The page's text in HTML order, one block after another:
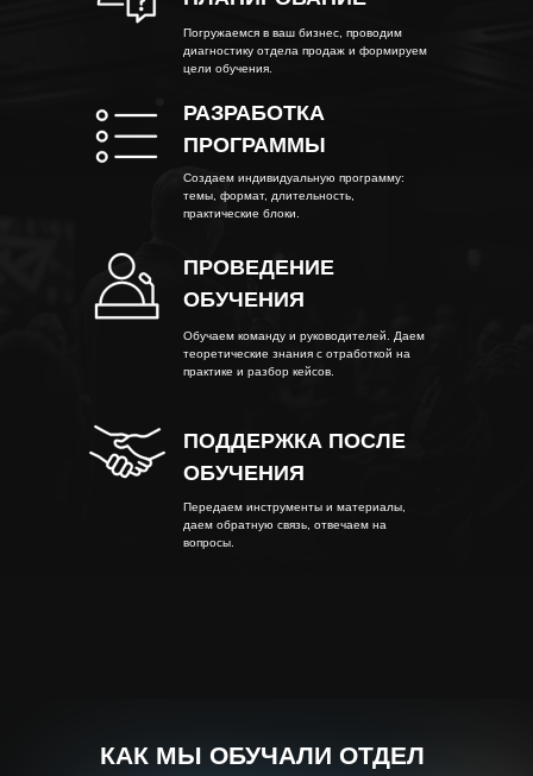
Погружаемся в ваш бизнес, проводим
диагностику отдела продаж и формируем
цели обучения.
РАЗРАБОТКА
ПРОГРАММЫ
Создаем индивидуальную программу:
темы, формат, длительность,
практические блоки.
Обучаем команду и руководителей. Даем
теоретические знания с отработкой на
практике и разбор кейсов.
ПРОВЕДЕНИЕ
ОБУЧЕНИЯ
ПОДДЕРЖКА ПОСЛЕ
ОБУЧЕНИЯ
Передаем инструменты и материалы,
даем обратную связь, отвечаем на
вопросы.
КАК МЫ ОБУЧАЛИ ОТДЕЛ